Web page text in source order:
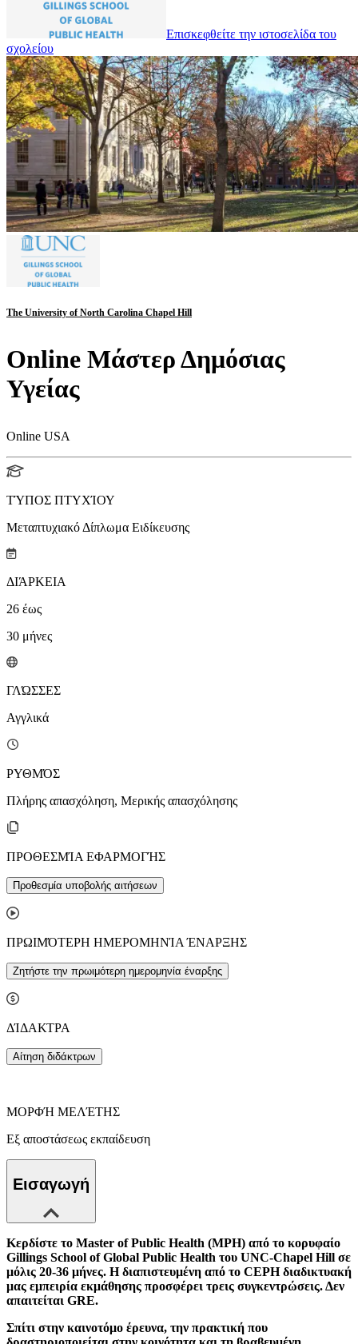
Επισκεφθείτε την ιστοσελίδα του
σχολείου
The University of North Carolina Chapel Hill
Online Μάστερ Δημόσιας
Υγείας
Online USA
ΤΎΠΟΣ ΠΤΥΧΊΟΥ
Μεταπτυχιακό Δίπλωμα Ειδίκευσης
ΔΙΆΡΚΕΙΑ
26 έως
30 μήνες
ΓΛΏΣΣΕΣ
Αγγλικά
ΡΥΘΜΌΣ
Πλήρης απασχόληση, Μερικής απασχόλησης
ΠΡΟΘΕΣΜΊΑ ΕΦΑΡΜΟΓΉΣ
Προθεσμία υποβολής αιτήσεων
ΠΡΩΙΜΌΤΕΡΗ ΗΜΕΡΟΜΗΝΊΑ ΈΝΑΡΞΗΣ
Ζητήστε την πρωιμότερη ημερομηνία έναρξης
ΔΊΔΑΚΤΡΑ
Αίτηση διδάκτρων
ΜΟΡΦΉ ΜΕΛΈΤΗΣ
Εξ αποστάσεως εκπαίδευση
Εισαγωγή
Κερδίστε το Master of Public Health (MPH) από το κορυφαίο
Gillings School of Global Public Health του UNC-Chapel Hill σε
μόλις 20-36 μήνες. Η διαπιστευμένη από το CEPH διαδικτυακή
μας εμπειρία εκμάθησης προσφέρει τρεις συγκεντρώσεις.Δεν
απαιτείται GRE.
Σπίτι στην καινοτόμο έρευνα, την πρακτική που